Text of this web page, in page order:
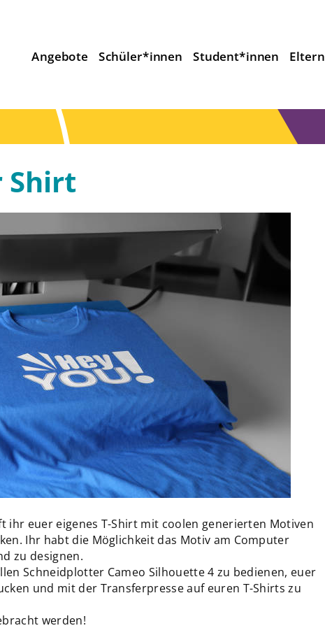
Angebote Schüler*innen Student*innen Eltern
Shirt
ihr euer eigenes T-Shirt mit coolen generierten Motiven
Ihr habt die Möglichkeit das Motiv am Computer
zu designen.
Schneidplotter Cameo Silhouette 4 zu bedienen, euer
und mit der Transferpresse auf euren T-Shirts zu
werden!